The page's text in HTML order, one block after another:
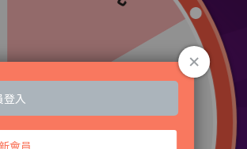
VG 凡格堤冰涼纖維褲(長版)禮盒組
已銷售：82
NT$1,560NT$2,180